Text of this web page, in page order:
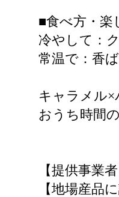
■食べ方・楽
冷やして：
常温で：香
キャラメル
おうち時間
【提供事業
【地場産品